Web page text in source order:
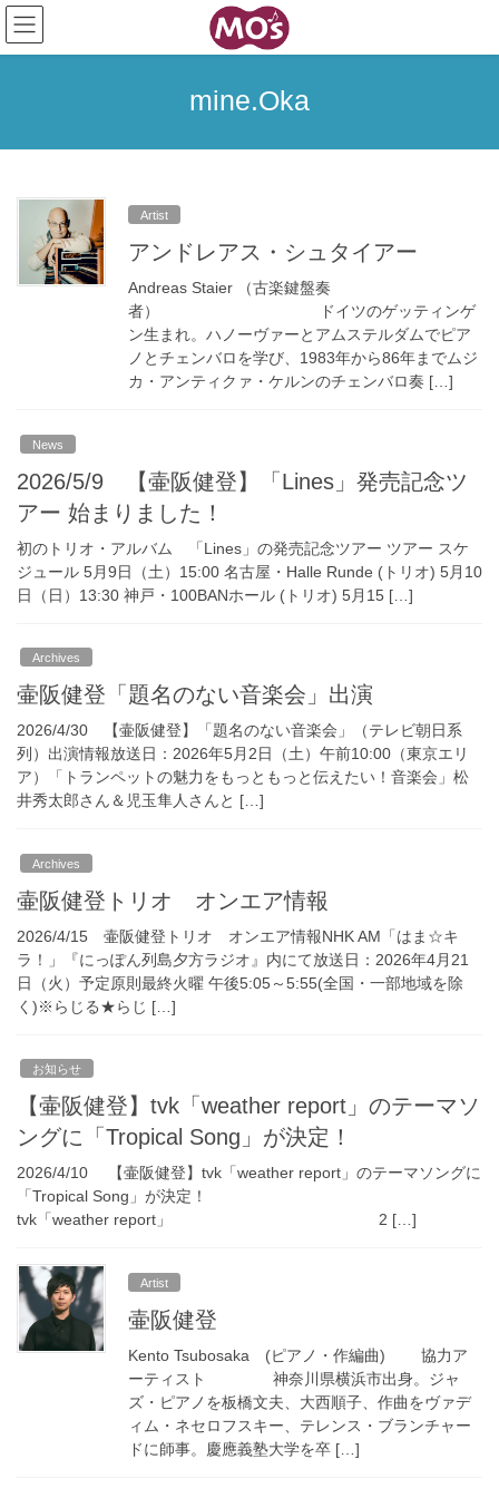
コ
ン
テ
ス
ナ
ビ
ゲ
ン
mine.Oka
Artist
アンドレアス・シュタイアー
Andreas Staier （古楽鍵盤奏
者） ドイツのゲッティンゲ
ン生まれ。ハノーヴァーとアムステルダムでピア
ノとチェンバロを学び、1983年から86年までムジ
カ・アンティクァ・ケルンのチェンバロ奏 […]
News
2026/5/9 【壷阪健登】「Lines」発売記念ツ
アー 始まりました！
初のトリオ・アルバム 「Lines」の発売記念ツアー ツアー スケ
ジュール 5月9日（土）15:00 名古屋・Halle Runde (トリオ) 5月10
日（日）13:30 神戸・100BANホール (トリオ) 5月15 […]
Archives
壷阪健登「題名のない音楽会」出演
2026/4/30 【壷阪健登】「題名のない音楽会」（テレビ朝日系
列）出演情報放送日：2026年5月2日（土）午前10:00（東京エリ
ア）「トランペットの魅力をもっともっと伝えたい！音楽会」松
井秀太郎さん＆児玉隼人さんと […]
Archives
壷阪健登トリオ オンエア情報
2026/4/15 壷阪健登トリオ オンエア情報NHK AM「はま☆キ
ラ！」『にっぽん列島夕方ラジオ』内にて放送日：2026年4月21
日（火）予定原則最終火曜 午後5:05～5:55(全国・一部地域を除
く)※らじる★らじ […]
お知らせ
【壷阪健登】tvk「weather report」のテーマソ
ングに「Tropical Song」が決定！
2026/4/10 【壷阪健登】tvk「weather report」のテーマソングに
「Tropical Song」が決定！
tvk「weather report」 2 […]
Artist
壷阪健登
Kento Tsubosaka (ピアノ・作編曲) 協力ア
ーティスト 神奈川県横浜市出身。ジャ
ズ・ピアノを板橋文夫、大西順子、作曲をヴァデ
ィム・ネセロフスキー、テレンス・ブランチャー
ドに師事。慶應義塾大学を卒 […]